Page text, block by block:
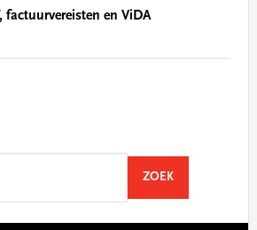
factuurvereisten en ViDA
ZOEKSEARCH